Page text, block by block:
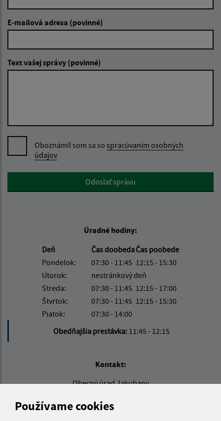
Používame cookies
E-mailová adresa (povinné)
Text vašej správy (povinné)
Oboznámil som sa so spracúvaním osobných
údajov
Google reCaptcha ResponseOdoslať správu
Úradné hodiny:
Deň
Čas doobedaČas poobede
Pondelok:
07:30 - 11:45 12:15 - 15:30
Utorok:
nestránkový deň
Streda:
07:30 - 11:45 12:15 - 17:00
Štvrtok:
07:30 - 11:45 12:15 - 15:30
Piatok:
07:30 - 14:00
Obedňajšia prestávka: 11:45 - 12:15
Kontakt:
Obecný úrad Jakubany
065 12 Jakubany